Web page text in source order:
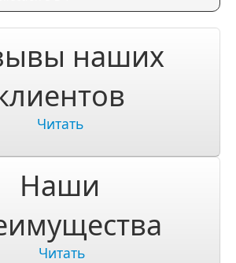
по Москве
Петербугу
по России
вопросы
наших
Читать
Наши
Читать